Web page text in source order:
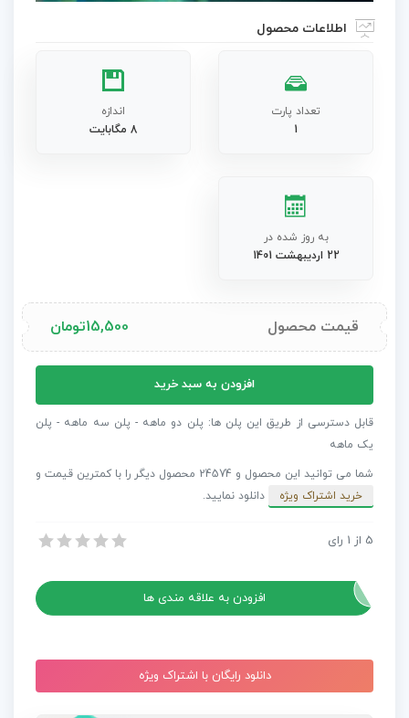
اطلاعات محصول
تعداد پارت
1
اندازه
8 مگابایت
به روز شده در
22 اردیبهشت 1401
قیمت محصول 15,500تومان
18
افکت
موزیک
ویدیو
Effects
افزودن به سبد خرید
قابل دسترسی از طریق این پلن ها: پلن دو ماهه - پلن سه ماهه - پلن
یک ماهه
شما می توانید این محصول و 24574 محصول دیگر را با کمترین قیمت و
خرید اشتراک ویژه
دانلود نمایید.
پریست پریمیر 18 افکت توهمی موزیک ویدیو Trippy Effects
5 از 1 رای
افزودن به علاقه مندی ها
دانلود رایگان با اشتراک ویژه